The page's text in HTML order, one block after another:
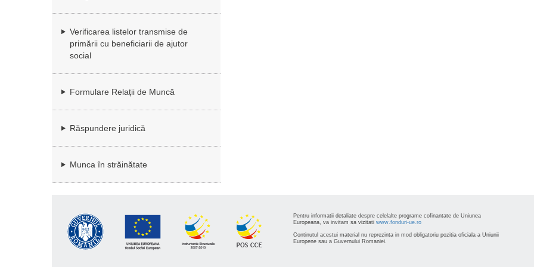
Verificarea listelor transmise de
primării cu beneficiarii de ajutor
social
Formulare Relații de Muncă
Răspundere juridică
Munca în străinătate
Pentru informatii detaliate despre celelalte programe cofinantate de Uniunea
Europeana, va invitam sa vizitati www.fonduri-ue.ro
Continutul acestui material nu reprezinta in mod obligatoriu pozitia oficiala a Uniunii
Europene sau a Guvernului Romaniei.